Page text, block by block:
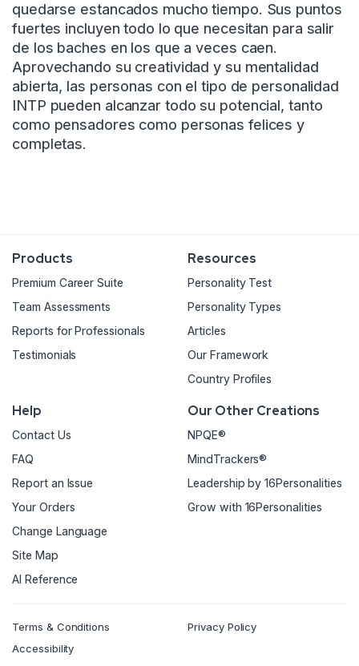
quedarse estancados mucho tiempo. Sus puntos
fuertes incluyen todo lo que necesitan para salir
de los baches en los que a veces caen.
Aprovechando su creatividad y su mentalidad
abierta, las personas con el tipo de personalidad
INTP pueden alcanzar todo su potencial, tanto
como pensadores como personas felices y
completas.
Products
Premium Career Suite
Team Assessments
Reports for Professionals
Testimonials
Resources
Personality Test
Personality Types
Articles
Our Framework
Country Profiles
Help
Contact Us
FAQ
Report an Issue
Your Orders
Change Language
Site Map
AI Reference
Our Other Creations
NPQE®
MindTrackers®
Leadership by 16Personalities
Grow with 16Personalities
Terms & Conditions
Privacy Policy
Accessibility